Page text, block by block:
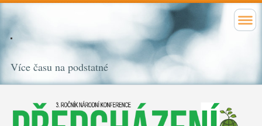
Více času na podstatné